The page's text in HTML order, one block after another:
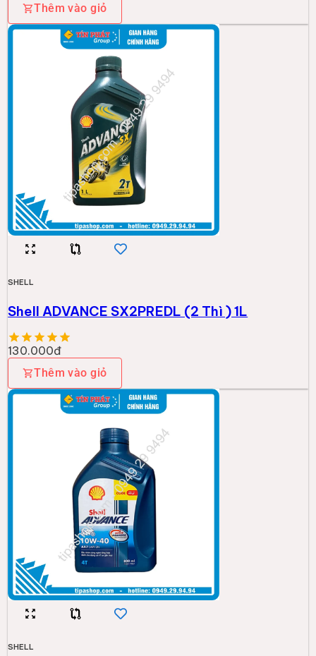
Thêm vào giỏ
SHELL
Shell ADVANCE SX2PREDL (2 Thì ) 1L
130.000đ
Thêm vào giỏ
SHELL